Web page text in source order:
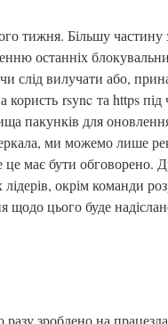
тижня. Більшу частину
останніх
слід вилучати або,
rsync та https під
пакунків для
ми можемо лише
має бути обговорено.
окрім команди
щодо цього буде
зроблено на